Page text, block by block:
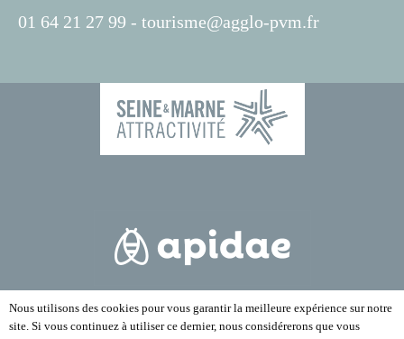
01 64 21 27 99 - tourisme@agglo-pvm.fr
Nous utilisons des cookies pour vous garantir la meilleure expérience sur notre
site. Si vous continuez à utiliser ce dernier, nous considérerons que vous